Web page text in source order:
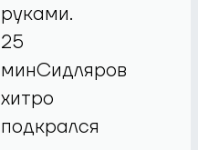
руками.
25
минСидляров
хитро
подкрался